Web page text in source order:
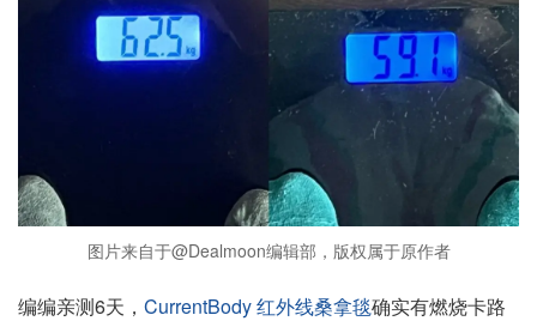
图片来自于@Dealmoon编辑部，版权属于原作者
编编亲测6天， CurrentBody 红外线桑拿毯确实有燃烧卡路